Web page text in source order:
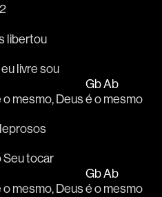
libertou
livre sou
o mesmo, Deus
Gb
é o
Ab
mesmo
Seu tocar
o mesmo, Deus
Gb
é o
Ab
mesmo